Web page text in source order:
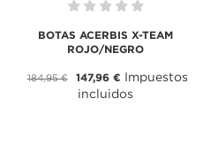
BOTAS ACERBIS X-TEAM
ROJO/NEGRO
184,95 € 147,96 € Impuestos
incluidos